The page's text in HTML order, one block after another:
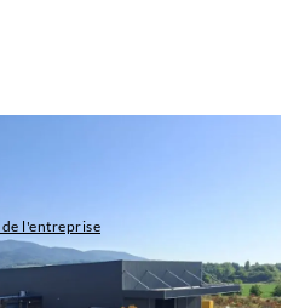
de l'entreprise
avec l'ouverture d'une
Rue Nicolas Koechlin, à Aspach-